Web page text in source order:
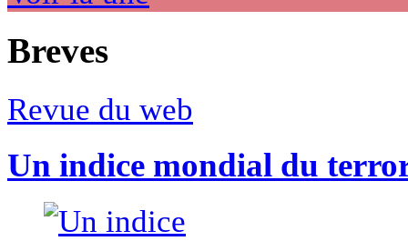
Breves
Revue du web
Un indice mondial du